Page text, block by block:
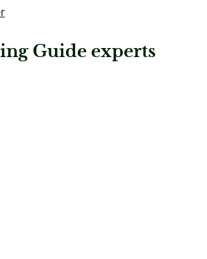
Guide experts